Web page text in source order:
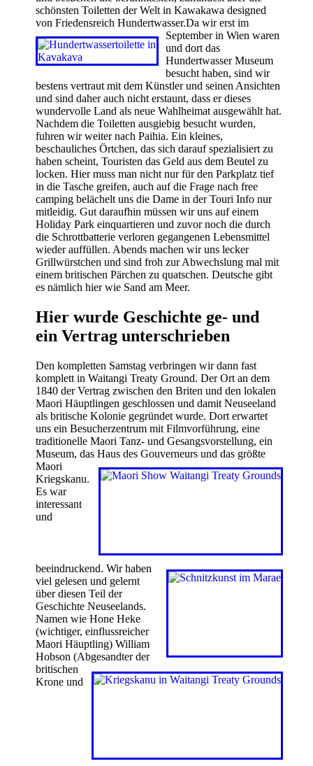
schönsten Toiletten der Welt in Kawakawa designed
von Friedensreich Hundertwasser.Da wir erst im
September in Wien waren
und dort das
Hundertwasser Museum
besucht haben, sind wir
bestens vertraut mit dem Künstler und seinen Ansichten
und sind daher auch nicht erstaunt, dass er dieses
wundervolle Land als neue Wahlheimat ausgewählt hat.
Nachdem die Toiletten ausgiebig besucht wurden,
fuhren wir weiter nach Paihia. Ein kleines,
beschauliches Örtchen, das sich darauf spezialisiert zu
haben scheint, Touristen das Geld aus dem Beutel zu
locken. Hier muss man nicht nur für den Parkplatz tief
in die Tasche greifen, auch auf die Frage nach free
camping belächelt uns die Dame in der Touri Info nur
mitleidig. Gut daraufhin müssen wir uns auf einem
Holiday Park einquartieren und zuvor noch die durch
die Schrottbatterie verloren gegangenen Lebensmittel
wieder auffüllen. Abends machen wir uns lecker
Grillwürstchen und sind froh zur Abwechslung mal mit
einem britischen Pärchen zu quatschen. Deutsche gibt
es nämlich hier wie Sand am Meer.
Hier wurde Geschichte ge- und
ein Vertrag unterschrieben
Den kompletten Samstag verbringen wir dann fast
komplett in Waitangi Treaty Ground. Der Ort an dem
1840 der Vertrag zwischen den Briten und den lokalen
Maori Häuptlingen geschlossen und damit Neuseeland
als britische Kolonie gegründet wurde. Dort erwartet
uns ein Besucherzentrum mit Filmvorführung, eine
traditionelle Maori Tanz- und Gesangsvorstellung, ein
Museum, das Haus desGouverneurs und das größte
Maori
Kriegskanu.
Es war
interessant
und
beeindruckend. Wir haben
viel gelesen und gelernt
über diesen Teil der
Geschichte Neuseelands.
Namen wie Hone Heke
(wichtiger, einflussreicher
Maori Häuptling) William
Hobson (Abgesandter der
britischen
Krone und